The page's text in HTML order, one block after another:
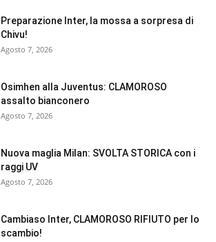
Preparazione Inter, la mossa a sorpresa di
Chivu!
Agosto 7, 2026
Osimhen alla Juventus: CLAMOROSO
assalto bianconero
Agosto 7, 2026
Nuova maglia Milan: SVOLTA STORICA con i
raggi UV
Agosto 7, 2026
Cambiaso Inter, CLAMOROSO RIFIUTO per lo
scambio!